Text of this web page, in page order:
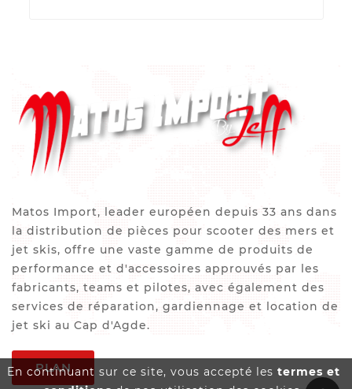
En continuant sur ce site, vous accepté les termes et
Matos Import, leader européen depuis 33 ans dans
la distribution de pièces pour scooter des mers et
jet skis, offre une vaste gamme de produits de
performance et d'accessoires approuvés par les
fabricants, teams et pilotes, avec également des
services de réparation, gardiennage et location de
jet ski au Cap d'Agde.
PLAN